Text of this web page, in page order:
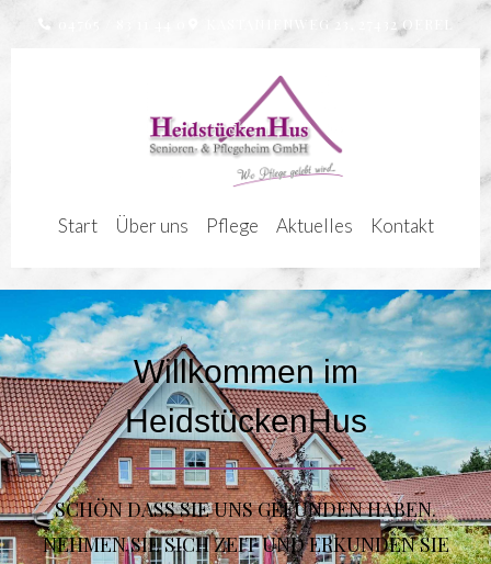
KASTANIENWEG 23, 27432 OEREL
Start Über uns Pflege Aktuelles Kontakt
Willkommen im
HeidstückenHus
SCHÖN DASS SIE UNS GEFUNDEN HABEN.
NEHMEN SIE SICH ZEIT UND ERKUNDEN SIE